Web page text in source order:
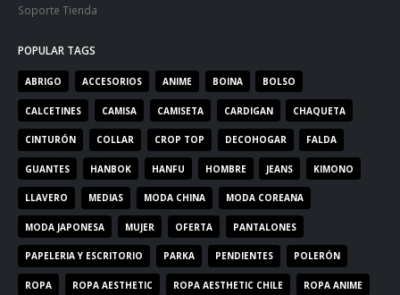
Soporte Tienda
POPULAR TAGS
ABRIGO ACCESORIOS ANIME BOINA BOLSO
CALCETINES CAMISA CAMISETA CARDIGAN CHAQUETA
CINTURÓN COLLAR CROP TOP DECOHOGAR FALDA
GUANTES HANBOK HANFU HOMBRE JEANS KIMONO
LLAVERO MEDIAS MODA CHINA MODA COREANA
MODA JAPONESA MUJER OFERTA PANTALONES
PAPELERIA Y ESCRITORIO PARKA PENDIENTES POLERÓN
ROPA ROPA AESTHETIC ROPA AESTHETIC CHILE ROPA ANIME